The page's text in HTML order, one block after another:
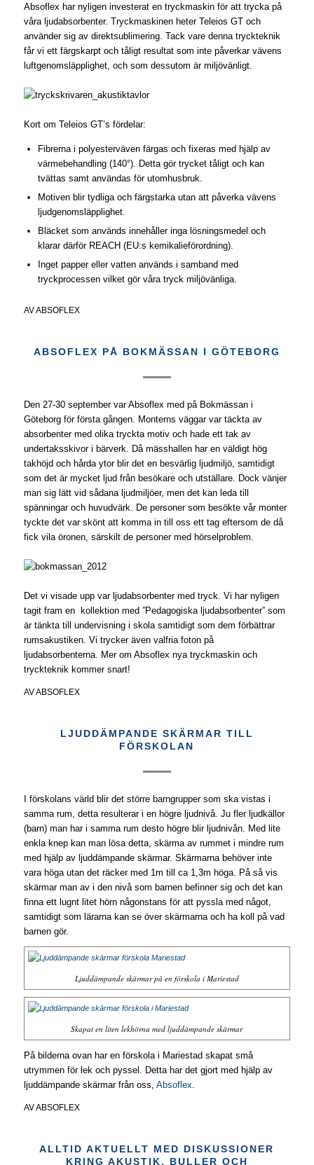
Absoflex har nyligen investerat en tryckmaskin för att trycka på
våra ljudabsorbenter. Tryckmaskinen heter Teleios GT och
använder sig av direktsublimering. Tack vare denna tryckteknik
får vi ett färgskarpt och tåligt resultat som inte påverkar vävens
luftgenomsläpplighet, och som dessutom är miljövänligt.
Kort om Teleios GT’s fördelar:
Fibrerna i polyesterväven färgas och fixeras med hjälp av
värmebehandling (140°). Detta gör trycket tåligt och kan
tvättas samt användas för utomhusbruk.
Motiven blir tydliga och färgstarka utan att påverka vävens
ljudgenomsläpplighet.
Bläcket som används innehåller inga lösningsmedel och
klarar därför REACH (EU:s kemikalieförordning).
Inget papper eller vatten används i samband med
tryckprocessen vilket gör våra tryck miljövänliga.
AVABSOFLEX
ABSOFLEX PÅ BOKMÄSSAN I GÖTEBORG
Den 27-30 september var Absoflex med på Bokmässan i
Göteborg för första gången. Monterns väggar var täckta av
absorbenter med olika tryckta motiv och hade ett tak av
undertaksskivor i bärverk. Då mässhallen har en väldigt hög
takhöjd och hårda ytor blir det en besvärlig ljudmiljö, samtidigt
som det är mycket ljud från besökare och utställare. Dock vänjer
man sig lätt vid sådana ljudmiljöer, men det kan leda till
spänningar och huvudvärk. De personer som besökte vår monter
tyckte det var skönt att komma in till oss ett tag eftersom de då
fick vila öronen, särskilt de personer med hörselproblem.
Det vi visade upp var ljudabsorbenter med tryck. Vi har nyligen
tagit fram en kollektion med ”Pedagogiska ljudabsorbenter” som
är tänkta till undervisning i skola samtidigt som dem förbättrar
rumsakustiken. Vi trycker även valfria foton på
ljudabsorbenterna. Mer om Absoflex nya tryckmaskin och
tryckteknik kommer snart!
AVABSOFLEX
LJUDDÄMPANDE SKÄRMAR TILL
FÖRSKOLAN
I förskolans värld blir det större barngrupper som ska vistas i
samma rum, detta resulterar i en högre ljudnivå. Ju fler ljudkällor
(barn) man har i samma rum desto högre blir ljudnivån. Med lite
enkla knep kan man lösa detta, skärma av rummet i mindre rum
med hjälp av ljuddämpande skärmar. Skärmarna behöver inte
vara höga utan det räcker med 1m till ca 1,3m höga. På så vis
skärmar man av i den nivå som barnen befinner sig och det kan
finna ett lugnt litet hörn någonstans för att pyssla med något,
samtidigt som lärarna kan se över skärmarna och ha koll på vad
barnen gör.
Ljuddämpande skärmar på en förskola i Mariestad
Skapat en liten lekhörna med ljuddämpande skärmar
På bilderna ovan har en förskola i Mariestad skapat små
utrymmen för lek och pyssel. Detta har det gjort med hjälp av
ljuddämpande skärmar från oss, Absoflex.
AVABSOFLEX
ALLTID AKTUELLT MED DISKUSSIONER
KRING AKUSTIK, BULLER OCH